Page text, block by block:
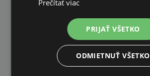
RÝCHLE DODANIE
Prečítať viac
PRIJAŤ VŠETKO
ODMIETNUŤ VŠETKO